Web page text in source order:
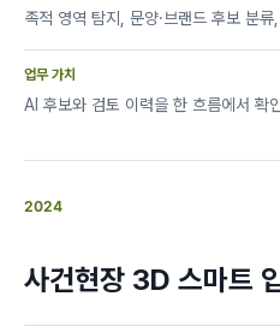
족적 영역 탐지, 문양·브랜드 후보 분류
업무 가치
AI 후보와 검토 이력을 한 흐름에서 확
2024
사건현장 3D 스마트